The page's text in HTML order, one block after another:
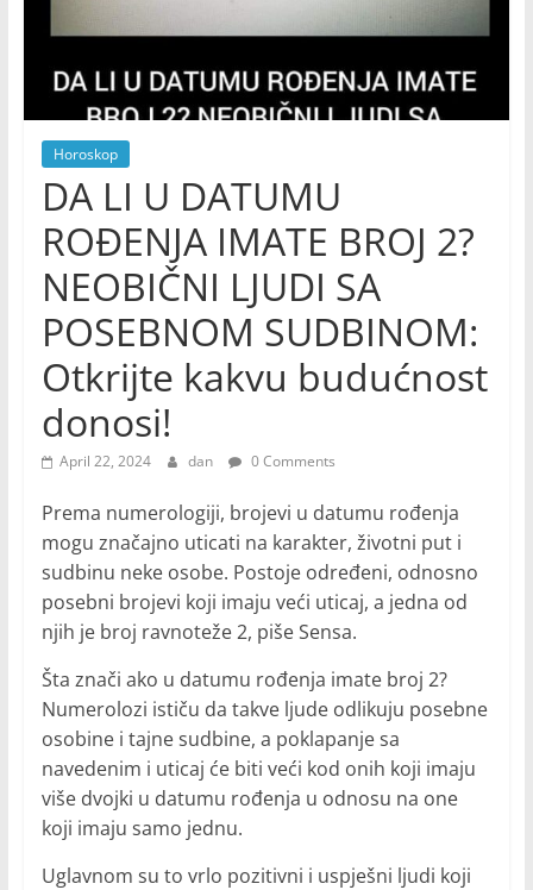
Horoskop
DA LI U DATUMU
ROĐENJA IMATE BROJ 2?
NEOBIČNI LJUDI SA
POSEBNOM SUDBINOM:
Otkrijte kakvu budućnost
donosi!
April 22, 2024 dan 0 Comments
Prema numerologiji, brojevi u datumu rođenja
mogu značajno uticati na karakter, životni put i
sudbinu neke osobe. Postoje određeni, odnosno
posebni brojevi koji imaju veći uticaj, a jedna od
njih je broj ravnoteže 2, piše Sensa.
Šta znači ako u datumu rođenja imate broj 2?
Numerolozi ističu da takve ljude odlikuju posebne
osobine i tajne sudbine, a poklapanje sa
navedenim i uticaj će biti veći kod onih koji imaju
više dvojki u datumu rođenja u odnosu na one
koji imaju samo jednu.
Uglavnom su to vrlo pozitivni i uspješni ljudi koji